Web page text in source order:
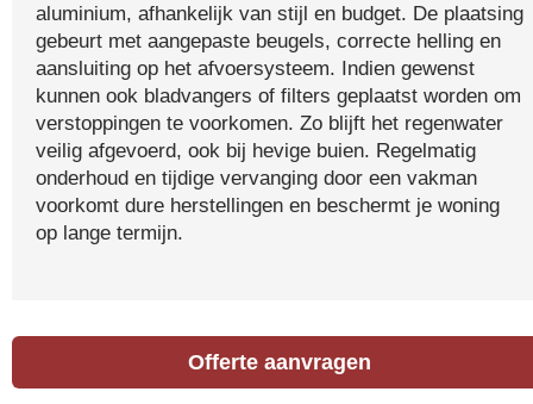
aluminium, afhankelijk van stijl en budget. De plaatsing
gebeurt met aangepaste beugels, correcte helling en
aansluiting op het afvoersysteem. Indien gewenst
kunnen ook bladvangers of filters geplaatst worden om
verstoppingen te voorkomen. Zo blijft het regenwater
veilig afgevoerd, ook bij hevige buien. Regelmatig
onderhoud en tijdige vervanging door een vakman
voorkomt dure herstellingen en beschermt je woning
op lange termijn.
Offerte aanvragen